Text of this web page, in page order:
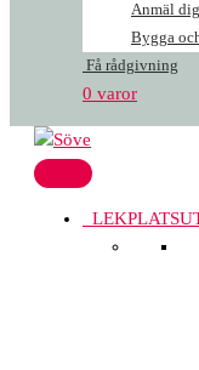
Anmäl
Bygga
Få rådgivning
0 varor